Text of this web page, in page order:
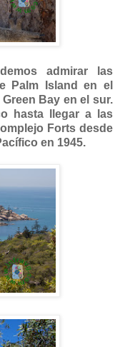
admirar las
Palm Island en el
Bay en el sur.
hasta llegar a las
Forts desde
en 1945.